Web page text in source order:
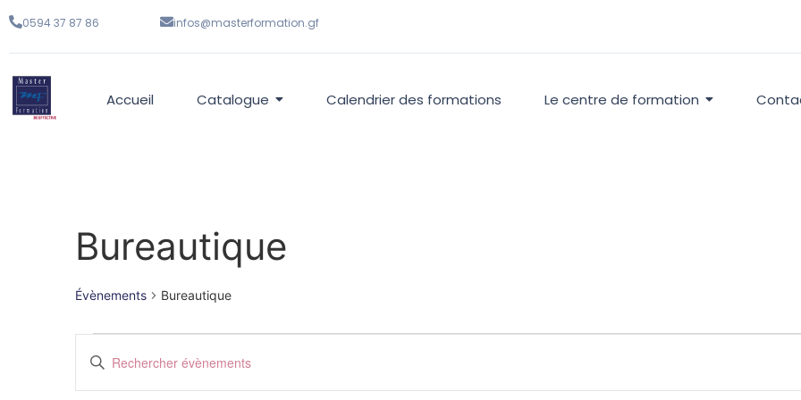
0594 37 87 86 infos@masterformation.gf
Accueil Catalogue Calendrier des formations Le centre de formation
Bureautique
Évènements Bureautique
Recherche
et
Saisir
mot-
Rechercher